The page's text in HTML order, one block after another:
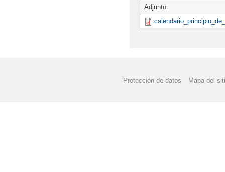
Adjunto
Protección de datos Mapa del